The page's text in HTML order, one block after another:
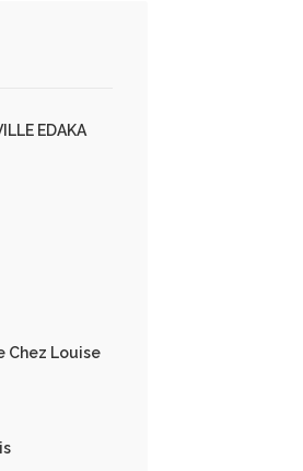
EDAKA
Chez Louise